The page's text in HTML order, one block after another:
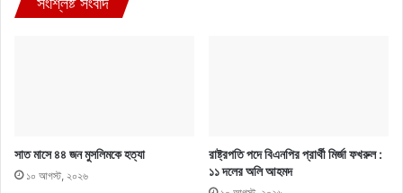
সাত মাসে ৪৪ জন মুসলিমকে হত্যা
১০ আগস্ট, ২০২৬
রাষ্ট্রপতি পদে বিএনপির প্রার্থী মির্জা ফখরুল :
১১ দলের অলি আহমদ